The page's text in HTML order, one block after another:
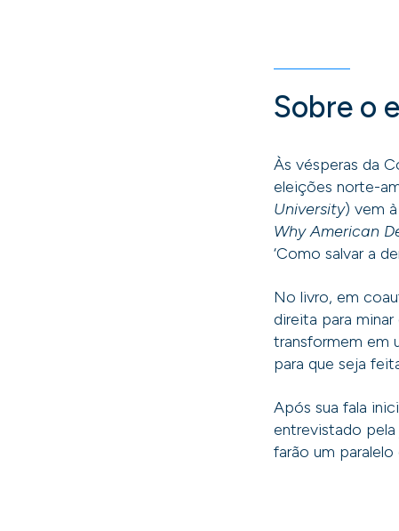
Sobre o
Às vésperas da
eleições norte-
University) vem
Why American
‘Como salvar a
No livro, em
direita para
transformem em
para que seja
Após sua fala
entrevistado pela
farão um